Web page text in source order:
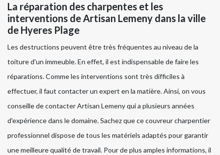
La réparation des charpentes et les
interventions de Artisan Lemeny dans la ville
de Hyeres Plage
Les destructions peuvent être très fréquentes au niveau de la
toiture d'un immeuble. En effet, il est indispensable de faire les
réparations. Comme les interventions sont très difficiles à
effectuer, il faut contacter un expert en la matière. Ainsi, on vous
conseille de contacter Artisan Lemeny qui a plusieurs années
d'expérience dans le domaine. Sachez que ce couvreur charpentier
professionnel dispose de tous les matériels adaptés pour garantir
une meilleure qualité de travail. Pour de plus amples informations, il